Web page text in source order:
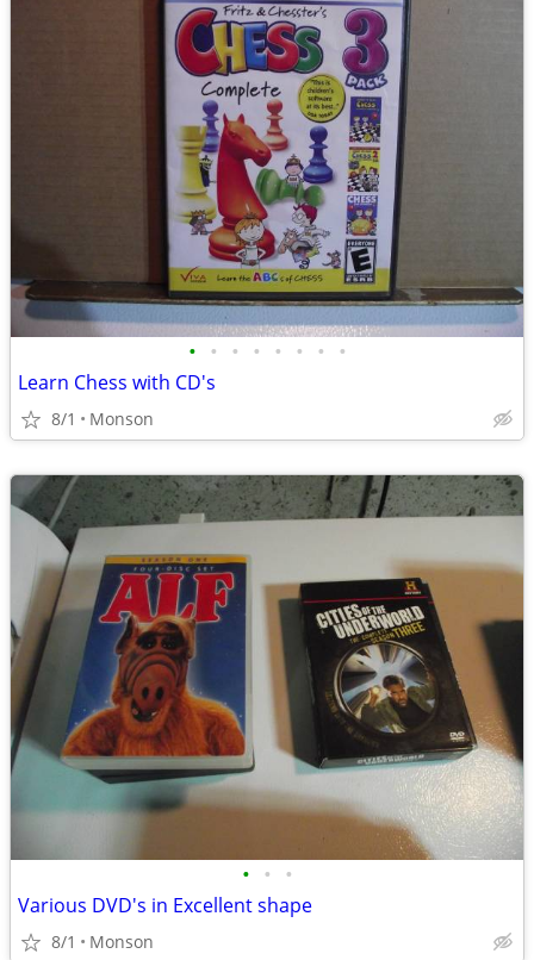
• • • • • • • •
Learn Chess with CD's
8/1 Monson
• • •
Various DVD's in Excellent shape
8/1 Monson